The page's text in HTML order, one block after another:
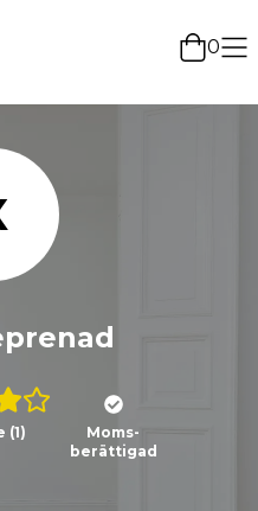
0
(1)
Moms-
berättigad